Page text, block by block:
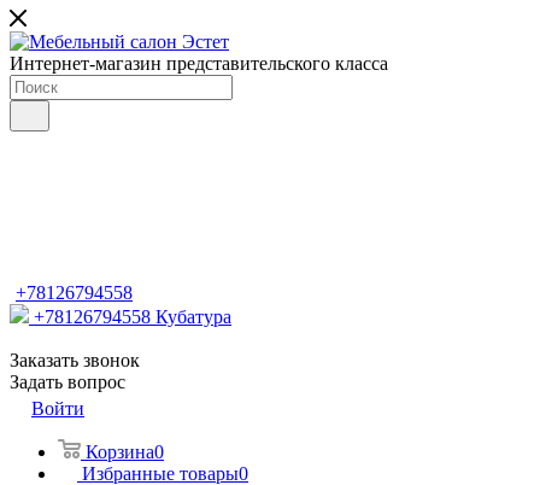
Интернет-магазин представительского класса
+78126794558
+78126794558 Кубатура
Заказать звонок
Задать вопрос
Войти
Корзина0
Избранные товары0